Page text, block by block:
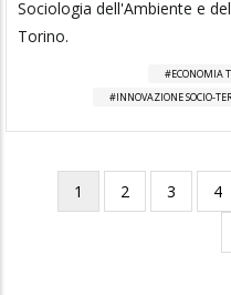
Sociologia dell'Ambiente e
Torino.
ECONOMIA
INNOVAZIONE SOCIO-
Paginazione
Pagina
attuale
1 Pagina
2 Pagina
3 4